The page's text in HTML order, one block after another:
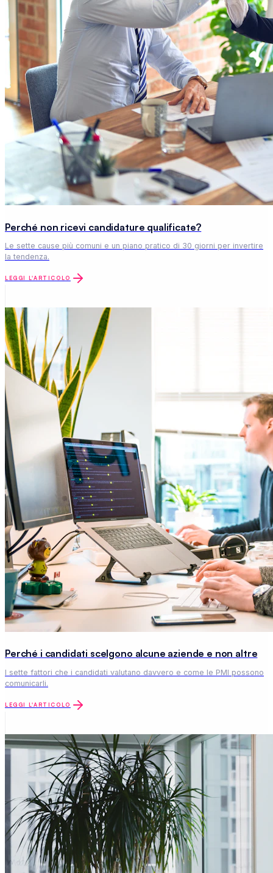
Perché non ricevi candidature qualificate?
Le sette cause più comuni e un piano pratico di 30 giorni per invertire
la tendenza.
LEGGI L'ARTICOLO
Perché i candidati scelgono alcune aziende e non altre
I sette fattori che i candidati valutano davvero e come le PMI possono
comunicarli.
LEGGI L'ARTICOLO